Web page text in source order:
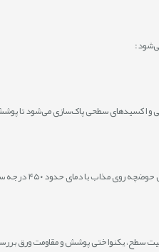
و اکسیدهای سطحی پاک‌سازی می‌شود تا
در روش گالوانیزه سرد نیز پوشش روی به کمک فرآیند الکتروشیمیایی ایجاد می‌شود.
سطح، یکنواختی پوشش و مقاومت ورق